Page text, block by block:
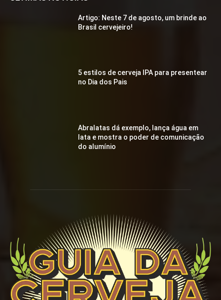
Artigo: Neste 7 de agosto, um brinde ao
Brasil cervejeiro!
5 estilos de cerveja IPA para presentear
no Dia dos Pais
Abralatas dá exemplo, lança água em
lata e mostra o poder de comunicação
do alumínio